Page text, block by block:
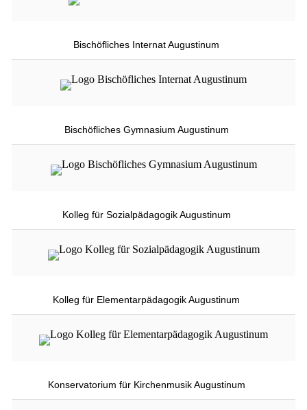
Bischöfliches Internat Augustinum
Bischöfliches Gymnasium Augustinum
Kolleg für Sozialpädagogik Augustinum
Kolleg für Elementarpädagogik Augustinum
Konservatorium für Kirchenmusik Augustinum